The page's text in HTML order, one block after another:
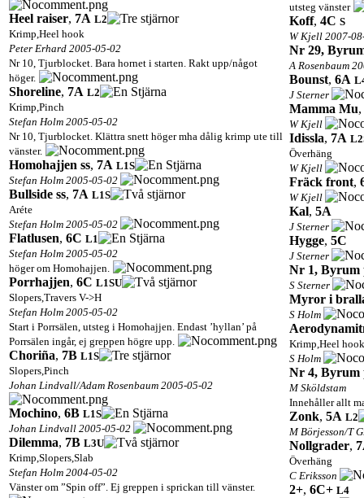
Heel raiser, 7A L2
Krimp,Heel hook
Peter Erhard 2005-05-02
Nr 10, Tjurblocket. Bara hornet i starten. Rakt upp/något
höger.
Shoreline, 7A L2
Krimp,Pinch
Stefan Holm 2005-05-02
Nr 10, Tjurblocket. Klättra snett höger mha dålig krimp ute till
vänster.
Homohajjen ss, 7A L1S
Stefan Holm 2005-05-02
Bullside ss, 7A L1S
Aréte
Stefan Holm 2005-05-02
Flatlusen, 6C L1
Stefan Holm 2005-05-02
höger om Homohajjen.
Porrhajjen, 6C L1SU
Slopers,Travers V->H
Stefan Holm 2005-05-02
Start i Porrsälen, utsteg i Homohajjen. Endast ’hyllan’ på
Porrsälen ingår, ej greppen högre upp.
Choriña, 7B L1S
Slopers,Pinch
Johan Lindvall/Adam Rosenbaum 2005-05-02
Mochino, 6B L1S
Johan Lindvall 2005-05-02
Dilemma, 7B L3U
Krimp,Slopers,Slab
Stefan Holm 2004-05-02
Vänster om ”Spin off”. Ej greppen i sprickan till vänster.
utsteg vänster
Koff, 4C S
W Kjell 2007-
Nr 29,
A Rosenbaum
Bounst, 6A
J Sterner
Mamma Mu,
W Kjell
Idissla, 7A L2
Överhäng
W Kjell
Fräck front,
W Kjell
Kal, 5A
J Sterner
Hygge, 5C
J Sterner
Nr 1, Byrum
S Sterner
Myror i
S Holm
Krimp,Heel hook
S Holm
Nr 4, Byrum
M Sköldstam
Innehåller allt
Zonk, 5A L2
M Börjesson/T
Nollgrader,
Överhäng
C Eriksson
2+, 6C+ L4